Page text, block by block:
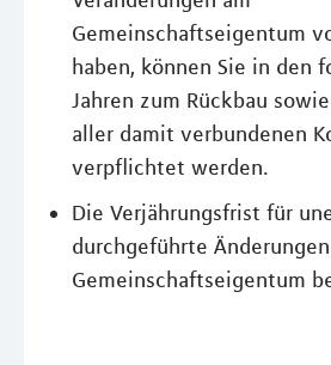
Gemeinschaftseigentum
haben, können Sie in den
Jahren zum Rückbau
aller damit verbundenen
verpflichtet werden.
Die Verjährungsfrist für
durchgeführte
Gemeinschaftseigentum